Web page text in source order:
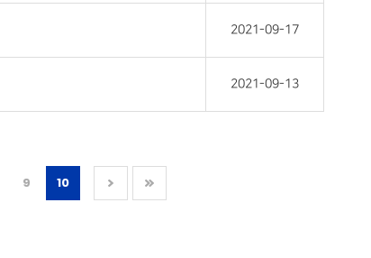
2021-09-17
2021-09-13
9 10